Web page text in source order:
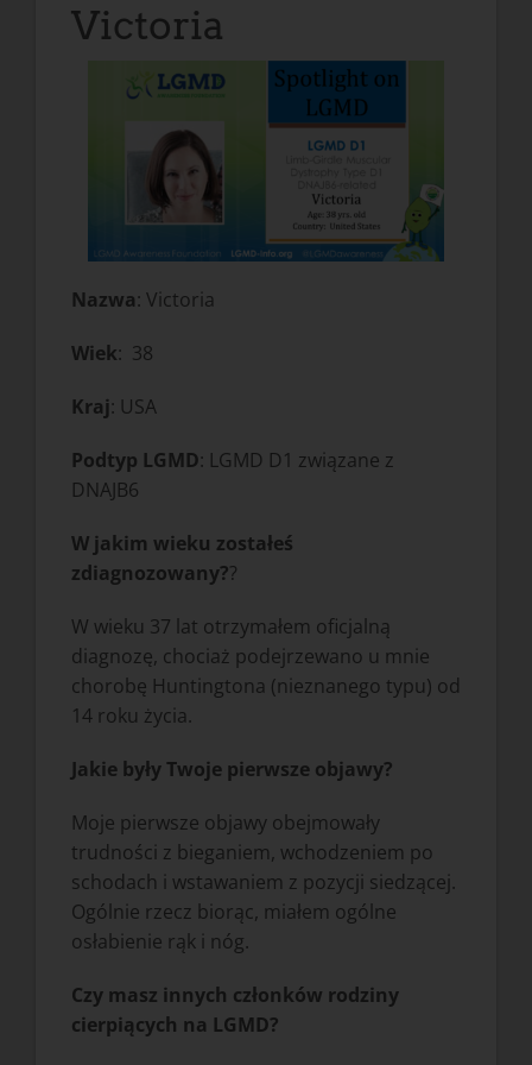
Victoria
Nazwa: Victoria
Wiek: 38
Kraj: USA
Podtyp LGMD: LGMD D1 związane z
DNAJB6
W jakim wieku zostałeś
zdiagnozowany??
W wieku 37 lat otrzymałem oficjalną
diagnozę, chociaż podejrzewano u mnie
chorobę Huntingtona (nieznanego typu) od
14 roku życia.
Jakie były Twoje pierwsze objawy?
Moje pierwsze objawy obejmowały
trudności z bieganiem, wchodzeniem po
schodach i wstawaniem z pozycji siedzącej.
Ogólnie rzecz biorąc, miałem ogólne
osłabienie rąk i nóg.
Czy masz innych członków rodziny
cierpiących na LGMD?